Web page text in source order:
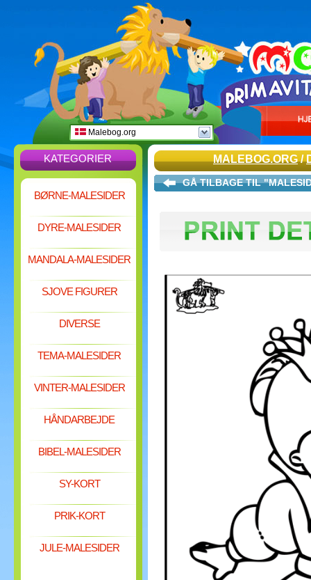
Malebog.org
KATEGORIER
BØRNE-MALESIDER
DYRE-MALESIDER
MANDALA-MALESIDER
SJOVE FIGURER
DIVERSE
TEMA-MALESIDER
VINTER-MALESIDER
HÅNDARBEJDE
BIBEL-MALESIDER
SY-KORT
PRIK-KORT
JULE-MALESIDER
MALEBOG.ORG/
GÅ TILBAGE TIL